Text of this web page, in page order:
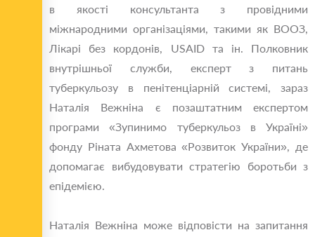
в якості консультанта з провідними
міжнародними організаціями, такими як ВООЗ,
Лікарі без кордонів, USAID та ін. Полковник
внутрішньої служби, експерт з питань
туберкульозу в пенітенціарній системі, зараз
Наталія Вежніна є позаштатним експертом
програми «Зупинимо туберкульоз в Україні»
фонду Ріната Ахметова «Розвиток України», де
допомагає вибудовувати стратегію боротьби з
епідемією.
Наталія Вежніна може відповісти на запитання